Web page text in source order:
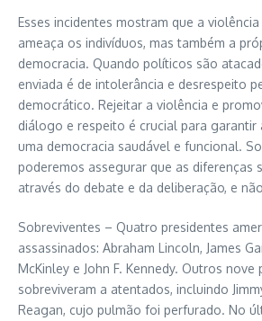
Esses incidentes mostram que a
ameaça os indivíduos, mas também a
democracia. Quando políticos são
enviada é de intolerância e desrespeito
democrático. Rejeitar a violência e
diálogo e respeito é crucial para garantir
uma democracia saudável e funcional.
poderemos assegurar que as diferenças
através do debate e da deliberação, e
Sobreviventes – Quatro presidentes
assassinados: Abraham Lincoln, James
McKinley e John F. Kennedy. Outros nove
sobreviveram a atentados, incluindo
Reagan, cujo pulmão foi perfurado. No